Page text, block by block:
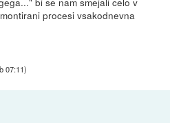
procesi vsakodnevna
07:11)